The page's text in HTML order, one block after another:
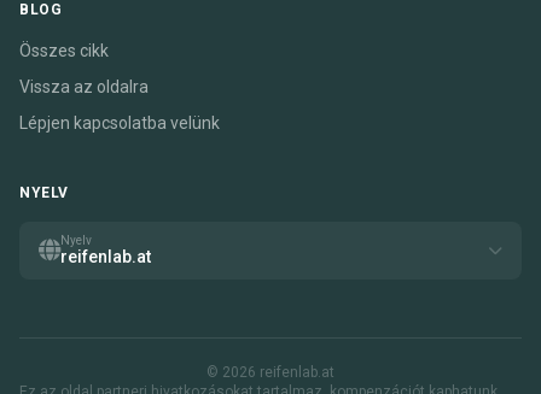
BLOG
Összes cikk
Vissza az oldalra
Lépjen kapcsolatba velünk
NYELV
Nyelv
reifenlab.at
© 2026 reifenlab.at